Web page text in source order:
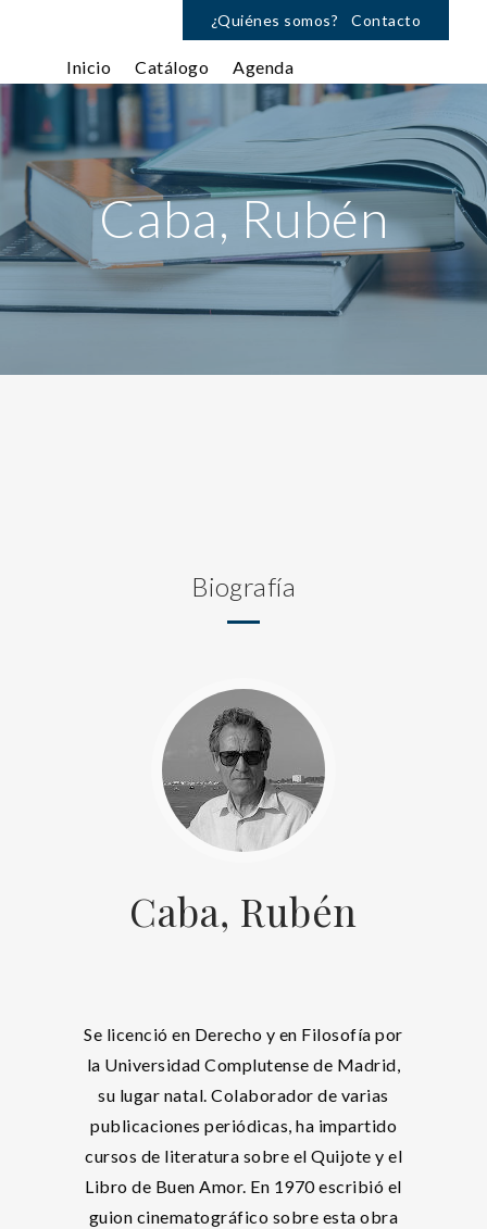
¿Quiénes somos? Contacto
Inicio Catálogo Agenda
Caba, Rubén
Biografía
Caba, Rubén
Se licenció en Derecho y en Filosofía por
la Universidad Complutense de Madrid,
su lugar natal. Colaborador de varias
publicaciones periódicas, ha impartido
cursos de literatura sobre el Quijote y el
Libro de Buen Amor. En 1970 escribió el
guion cinematográfico sobre esta obra